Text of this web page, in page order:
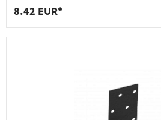
8.42 EUR*